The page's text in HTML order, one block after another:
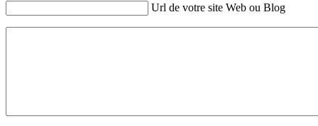
Url de votre site Web ou Blog